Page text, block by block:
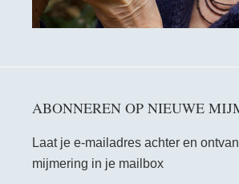
ABONNEREN OP NIEUWE
Laat je e-mailadres achter en
mijmering in je mailbox